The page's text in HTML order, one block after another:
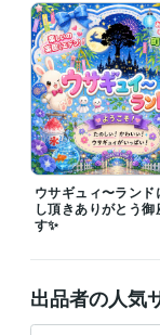
だからコソわたしは
あなたの幸せがわた
笑顔をたくさん生み
世の不条理に立ち向か
Why don’t you’re
何故ベストを尽くさ
i believe in dreams
私は夢を信じる！
ウサギュィ〜ランド
し頂きありがとう御
す✨
出品者の人気